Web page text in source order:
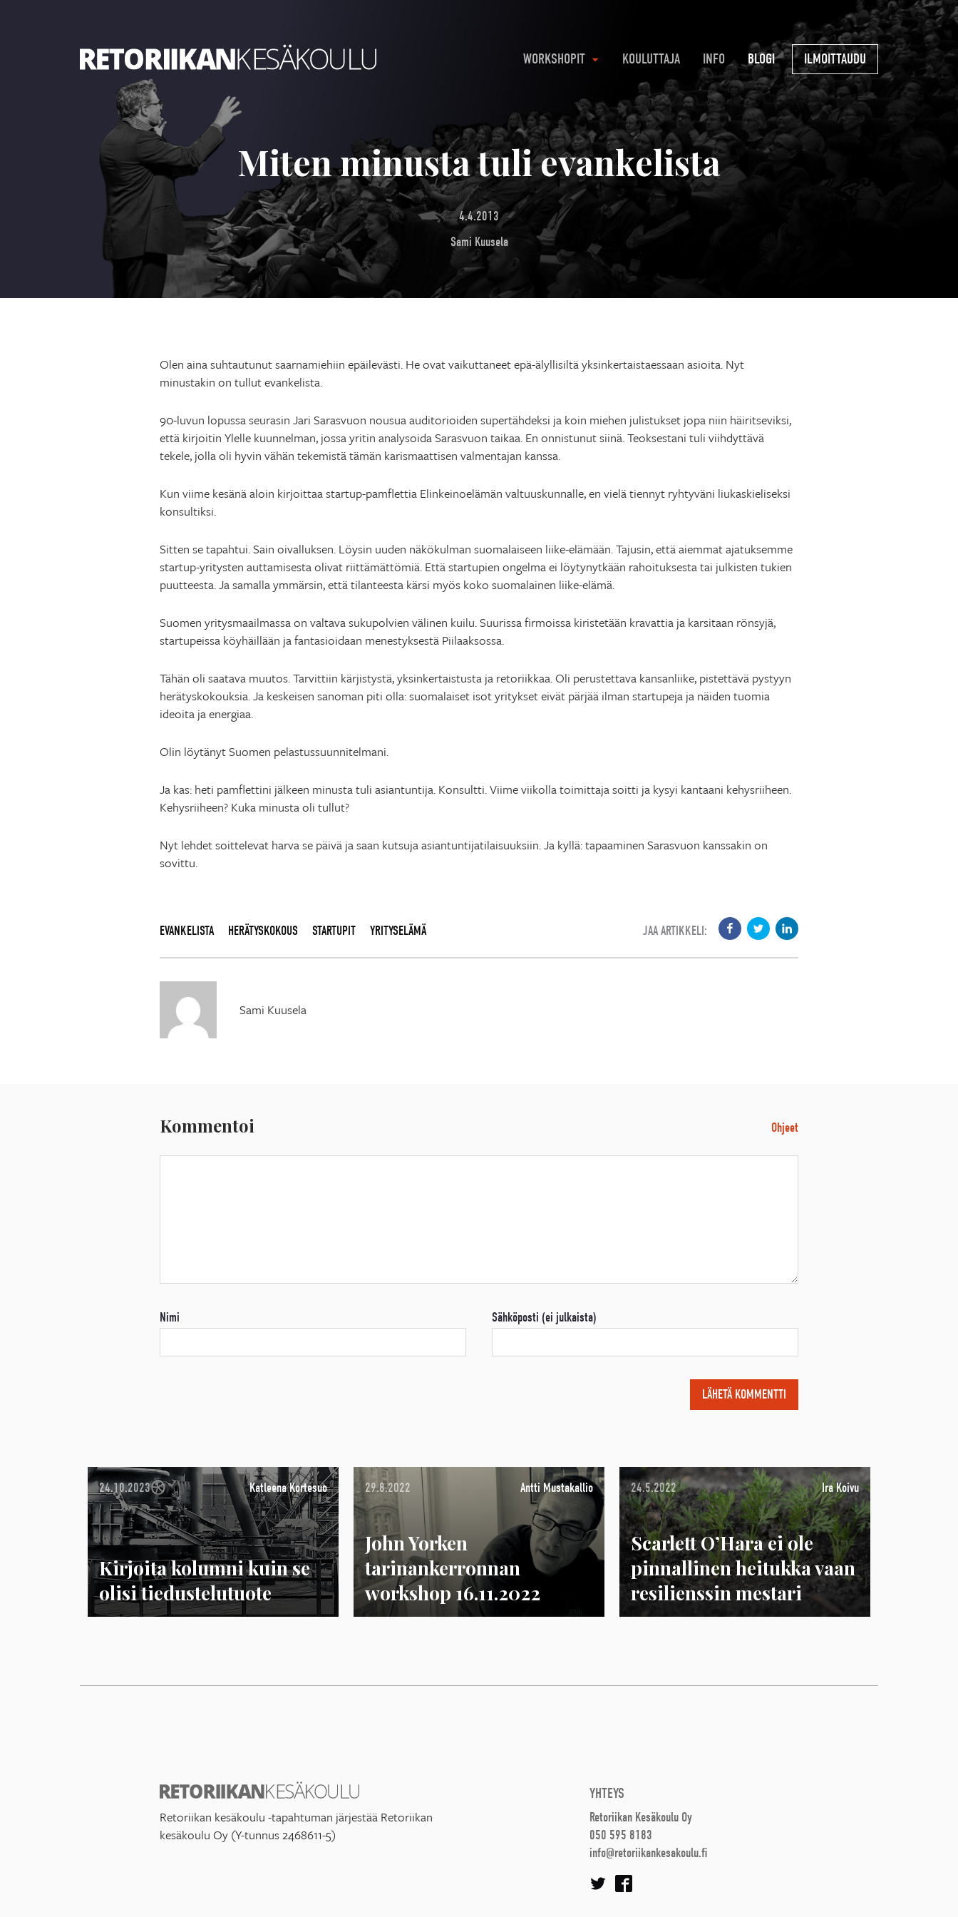
WORKSHOPIT KOULUTTAJA INFO BLOGI ILMOITTAUDU
Miten minusta tuli evankelista
4.4.2013
Sami Kuusela
Olen aina suhtautunut saarnamiehiin epäilevästi. He ovat vaikuttaneet epä-älyllisiltä yksinkertaistaessaan asioita. Nyt
minustakin on tullut evankelista.
90-luvun lopussa seurasin Jari Sarasvuon nousua auditorioiden supertähdeksi ja koin miehen julistukset jopa niin häiritseviksi,
että kirjoitin Ylelle kuunnelman, jossa yritin analysoida Sarasvuon taikaa. En onnistunut siinä. Teoksestani tuli viihdyttävä
tekele, jolla oli hyvin vähän tekemistä tämän karismaattisen valmentajan kanssa.
Kun viime kesänä aloin kirjoittaa startup-pamflettia Elinkeinoelämän valtuuskunnalle, en vielä tiennyt ryhtyväni liukaskieliseksi
konsultiksi.
Sitten se tapahtui. Sain oivalluksen. Löysin uuden näkökulman suomalaiseen liike-elämään. Tajusin, että aiemmat ajatuksemme
startup-yritysten auttamisesta olivat riittämättömiä. Että startupien ongelma ei löytynytkään rahoituksesta tai julkisten tukien
puutteesta. Ja samalla ymmärsin, että tilanteesta kärsi myös koko suomalainen liike-elämä.
Suomen yritysmaailmassa on valtava sukupolvien välinen kuilu. Suurissa firmoissa kiristetään kravattia ja karsitaan rönsyjä,
startupeissa köyhäillään ja fantasioidaan menestyksestä Piilaaksossa.
Tähän oli saatava muutos. Tarvittiin kärjistystä, yksinkertaistusta ja retoriikkaa. Oli perustettava kansanliike, pistettävä pystyyn
herätyskokouksia. Ja keskeisen sanoman piti olla: suomalaiset isot yritykset eivät pärjää ilman startupeja ja näiden tuomia
ideoita ja energiaa.
Olin löytänyt Suomen pelastussuunnitelmani.
Ja kas: heti pamflettini jälkeen minusta tuli asiantuntija. Konsultti. Viime viikolla toimittaja soitti ja kysyi kantaani kehysriiheen.
Kehysriiheen? Kuka minusta oli tullut?
Nyt lehdet soittelevat harva se päivä ja saan kutsuja asiantuntijatilaisuuksiin. Ja kyllä: tapaaminen Sarasvuon kanssakin on
sovittu.
EVANKELISTA HERÄTYSKOKOUS STARTUPIT YRITYSELÄMÄ JAA ARTIKKELI:
Sami Kuusela
Kommentoi Ohjeet
Nimi Sähköposti (ei julkaista)
24.10.2023 Katleena Kortesuo
Kirjoita kolumni kuin se
olisi tiedustelutuote
29.8.2022 Antti Mustakallio
John Yorken
tarinankerronnan
workshop 16.11.2022
24.5.2022 Ira Koivu
Scarlett O’Hara ei ole
pinnallinen heitukka vaan
resilienssin mestari
Retoriikan kesäkoulu -tapahtuman järjestää Retoriikan
kesäkoulu Oy (Y-tunnus 2468611-5)
YHTEYS
Retoriikan Kesäkoulu Oy
050 595 8183
info@retoriikankesakoulu.fi